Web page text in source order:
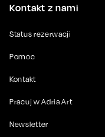
Kontakt z nami
Status rezerwacji
Pomoc
Kontakt
Pracuj w Adria Art
Newsletter